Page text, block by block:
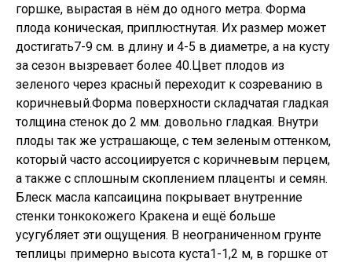
горшке, вырастая в нём до одного метра. Форма
плода коническая, приплюстнутая. Их размер может
достигать7-9 см. в длину и 4-5 в диаметре, а на кусту
за сезон вызревает более 40.Цвет плодов из
зеленого через красный переходит к созреванию в
коричневый.Форма поверхности складчатая гладкая
толщина стенок до 2 мм. довольно гладкая. Внутри
плоды так же устрашающе, с тем зеленым оттенком,
который часто ассоциируется с коричневым перцем,
а также с сплошным скоплением плаценты и семян.
Блеск масла капсаицина покрывает внутренние
стенки тонкокожего Кракена и ещё больше
усугубляет эти ощущения. В неограниченном грунте
теплицы примерно высота куста1-1,2 м, в горшке от